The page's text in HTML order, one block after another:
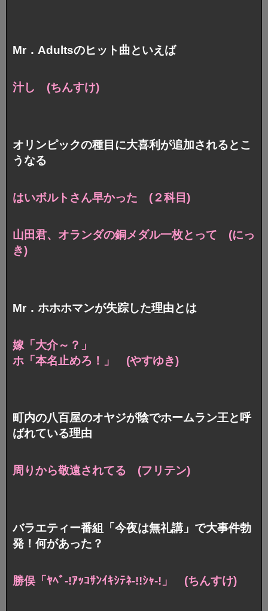
Mr．Adultsのヒット曲といえば
汁し (ちんすけ)
オリンピックの種目に大喜利が追加されるとこ
うなる
はいボルトさん早かった (２科目)
山田君、オランダの銅メダル一枚とって (にっ
き)
Mr．ホホホマンが失踪した理由とは
嫁「大介～？」
ホ「本名止めろ！」 (やすゆき)
町内の八百屋のオヤジが陰でホームラン王と呼
ばれている理由
周りから敬遠されてる (フリテン)
バラエティー番組「今夜は無礼講」で大事件勃
発！何があった？
勝俣「ﾔﾍﾞ-!ｱｯｺｻﾝｲｷｼﾃﾈ-!!ｼｬ-!」 (ちんすけ)